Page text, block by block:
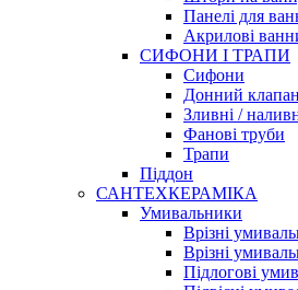
Панелі для
Акрилові
СИФОНИ І ТРАПИ
Сифони
Донний клапан
Зливні /
Фанові труби
Трапи
Піддон
САНТЕХКЕРАМІКА
Умивальники
Врізні
Врізні
Підлогові